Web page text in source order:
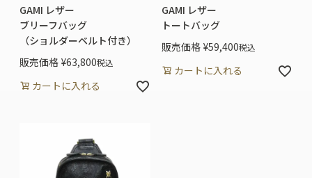
GAMI レザー
ブリーフバッグ
（ショルダーベルト付き）
販売価格 ¥63,800税込
カートに入れる
GAMI レザー
トートバッグ
販売価格 ¥59,400税込
カートに入れる